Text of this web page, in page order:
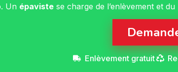
Un épaviste se charge de l’enlèvement et
Enlèvement gratuit